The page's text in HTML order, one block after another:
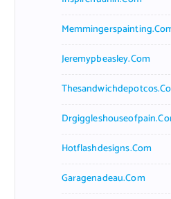
Jeremypbeasley.com
Hotflashdesigns.com
Garagenadeau.com